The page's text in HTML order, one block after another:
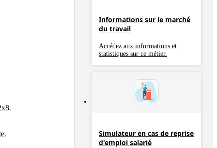
Informations sur le marché
du travail
Accédez aux informations et
statistiques sur ce métier.
Simulateur en cas de reprise
d'emploi salarié